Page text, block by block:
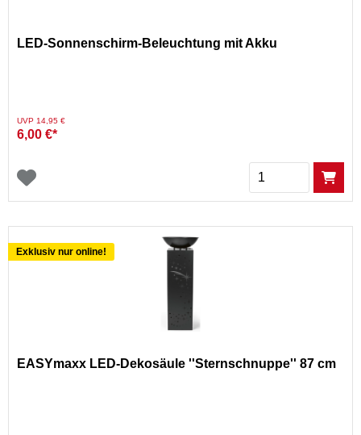
LED-Sonnenschirm-Beleuchtung mit Akku
Preis reduziert von
UVP 14,95 €auf
6,00 €*
Menge
Exklusiv nur online!
EASYmaxx LED-Dekosäule ''Sternschnuppe'' 87 cm